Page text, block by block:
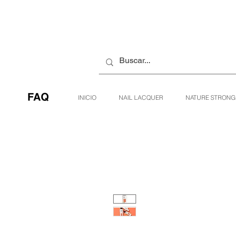
INICIO NAIL LACQUER NATURE STRONG